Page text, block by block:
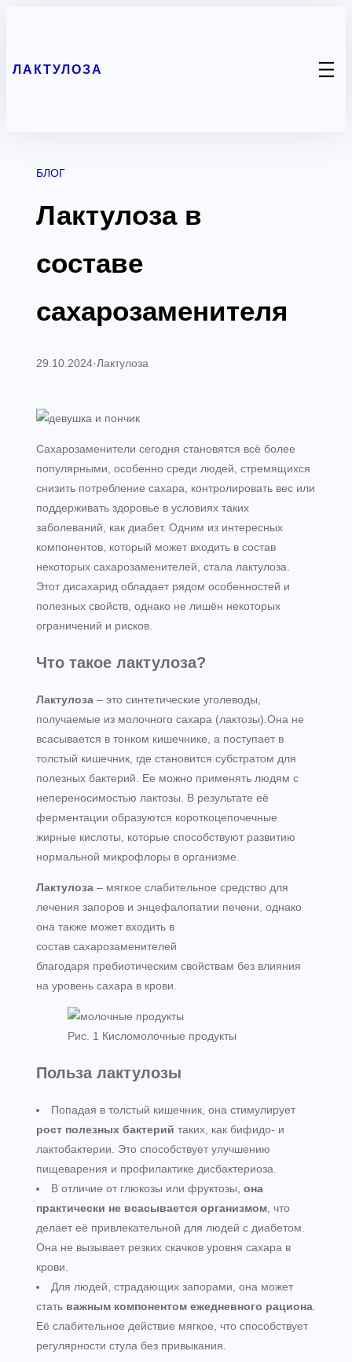
ЛАКТУЛОЗА
БЛОГ
Лактулоза в
составе
сахарозаменителя
29.10.2024·Лактулоза
Сахарозаменители сегодня становятся всё более
популярными, особенно среди людей, стремящихся
снизить потребление сахара, контролировать вес или
поддерживать здоровье в условиях таких
заболеваний, как диабет. Одним из интересных
компонентов, который может входить в состав
некоторых сахарозаменителей, стала лактулоза.
Этот дисахарид обладает рядом особенностей и
полезных свойств, однако не лишён некоторых
ограничений и рисков.
Что такое лактулоза?
Лактулоза – это синтетические уголеводы,
получаемые из молочного сахара (лактозы).Она не
всасывается в тонком кишечнике, а поступает в
толстый кишечник, где становится субстратом для
полезных бактерий. Ее можно применять людям с
непереносимостью лактозы. В результате её
ферментации образуются короткоцепочечные
жирные кислоты, которые способствуют развитию
нормальной микрофлоры в организме.
Лактулоза – мягкое слабительное средство для
лечения запоров и энцефалопатии печени, однако
она также может входить в
состав сахарозаменителей
благодаря пребиотическим свойствам без влияния
на уровень сахара в крови.
Рис. 1 Кисломолочные продукты
Польза лактулозы
Попадая в толстый кишечник, она стимулирует
рост полезных бактерий таких, как бифидо- и
лактобактерии. Это способствует улучшению
пищеварения и профилактике дисбактериоза.
В отличие от глюкозы или фруктозы,она
практически не всасывается организмом , что
делает её привлекательной для людей с диабетом.
Она не вызывает резких скачков уровня сахара в
крови.
Для людей, страдающих запорами, она может
стать важным компонентом ежедневного рациона
Её слабительное действие мягкое, что способствует
регулярности стула без привыкания.